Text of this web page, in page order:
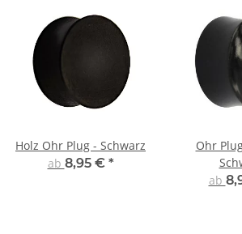
Holz Ohr Plug - Schwarz
ab 8,95 € *
Ohr
ab